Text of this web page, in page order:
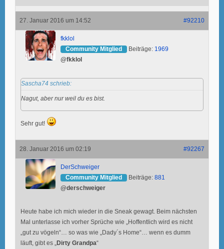
27. Januar 2016 um 14:52 #92210
fkklol
Community Mitglied
Beiträge: 1969
@fkklol
Sascha74 schrieb:
Nagut, aber nur weil du es bist.
Sehr gut!
28. Januar 2016 um 02:19 #92267
DerSchweiger
Community Mitglied
Beiträge: 881
@derschweiger
Heute habe ich mich wieder in die Sneak gewagt. Beim nächsten
Mal unterlasse ich vorher Sprüche wie „Hoffentlich wird es nicht
„gut zu vögeln“… so was wie „Dady´s Home“… wenn es dumm
läuft, gibt es „Dirty Grandpa“